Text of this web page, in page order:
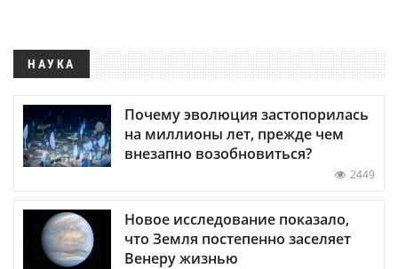
НАУКА
Почему эволюция застопорилась
на миллионы лет, прежде чем
внезапно возобновиться?
2449
Новое исследование показало,
что Земля постепенно заселяет
Венеру жизнью